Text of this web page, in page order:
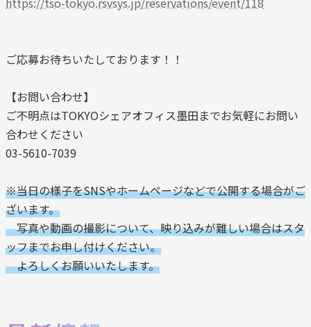
ご応募お待ちいたしております！！
【お問い合わせ】
ご不明点はTOKYOシェアオフィス墨田までお気軽にお問い
合わせください
03-5610-7039
※当日の様子をSNSやホームページなどで公開する場合がご
ざいます。
写真や動画の撮影について、映り込みが難しい場合はスタ
ッフまでお申し付けください。
よろしくお願いいたします。